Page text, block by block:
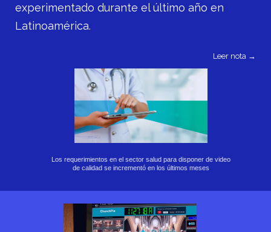
experimentado durante el último año en
Latinoamérica.
Leer nota →
Los requerimientos en el sector salud para disponer de video
de calidad se incrementó en los últimos meses